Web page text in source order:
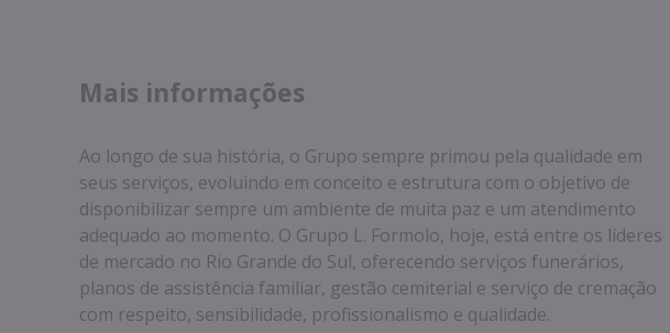
Mais informações
Ao longo de sua história, o Grupo sempre primou pela qualidade em
seus serviços, evoluindo em conceito e estrutura com o objetivo de
disponibilizar sempre um ambiente de muita paz e um atendimento
adequado ao momento. O Grupo L. Formolo, hoje, está entre os líderes
de mercado no Rio Grande do Sul, oferecendo serviços funerários,
planos de assistência familiar, gestão cemiterial e serviço de cremação
com respeito, sensibilidade, profissionalismo e qualidade.